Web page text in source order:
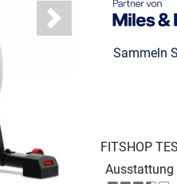
Next
Sammeln
FITSHOP
Ausstattung